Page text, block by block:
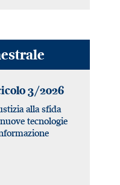
3/2026
alla sfida
tecnologie